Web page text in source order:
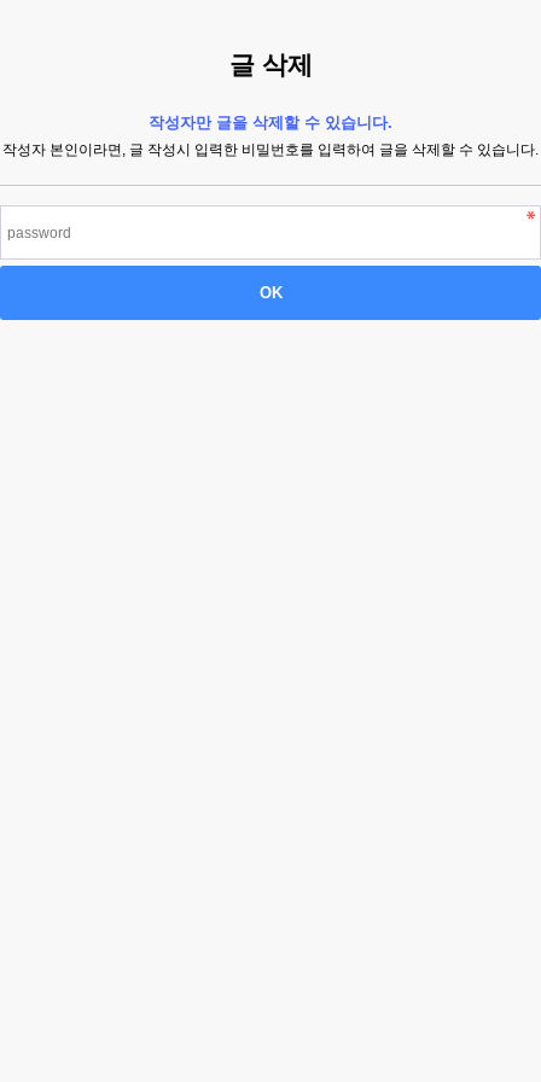
글 삭제
작성자만 글을 삭제할 수 있습니다.
작성자 본인이라면, 글 작성시 입력한 비밀번호를 입력하여 글을 삭제할 수 있습니다.